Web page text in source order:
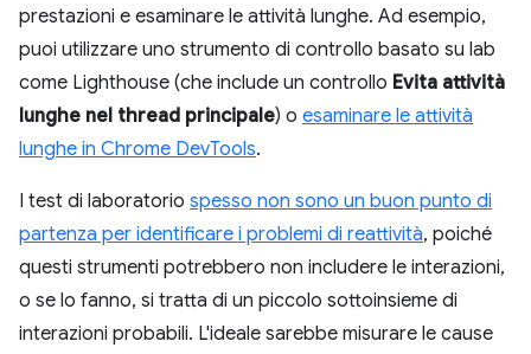
prestazioni e esaminare le attività lunghe. Ad esempio,
puoi utilizzare uno strumento di controllo basato su lab
come Lighthouse (che include un controllo Evita attività
lunghe nel thread principale) o esaminare le attività
lunghe in Chrome DevTools.
I test di laboratorio spesso non sono un buon punto di
partenza per identificare i problemi di reattività, poiché
questi strumenti potrebbero non includere le interazioni,
o se lo fanno, si tratta di un piccolo sottoinsieme di
interazioni probabili. L'ideale sarebbe misurare le cause